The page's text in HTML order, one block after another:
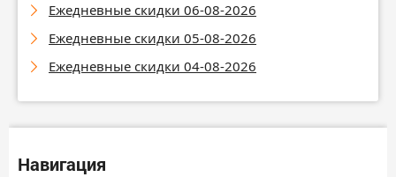
Ежедневные скидки 06-08-2026
Ежедневные скидки 05-08-2026
Ежедневные скидки 04-08-2026
Навигация